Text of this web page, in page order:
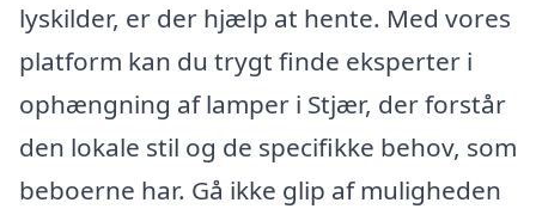
lyskilder, er der hjælp at hente. Med vores
platform kan du trygt finde eksperter i
ophængning af lamper i Stjær, der forstår
den lokale stil og de specifikke behov, som
beboerne har. Gå ikke glip af muligheden